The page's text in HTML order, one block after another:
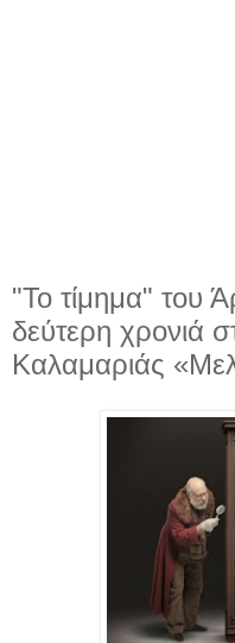
"Το τίμημα" του
δεύτερη χρονιά
Καλαμαριάς